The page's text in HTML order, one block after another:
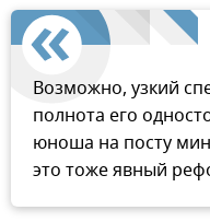
Возможно, узкий
полнота его
юноша на посту
это тоже явный